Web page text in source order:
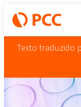
Texto traduzido